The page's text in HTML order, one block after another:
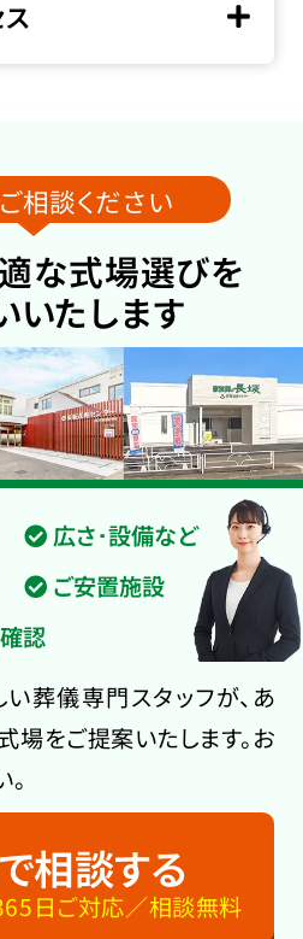
相談ください
な式場選びを
いたします
広さ･設備など
ご安置施設
認
葬儀専門スタッフが、あ
場をご提案いたします。お
相談する
日ご対応／相談無料